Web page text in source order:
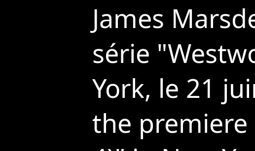
James
série
York, le 21
the premiere